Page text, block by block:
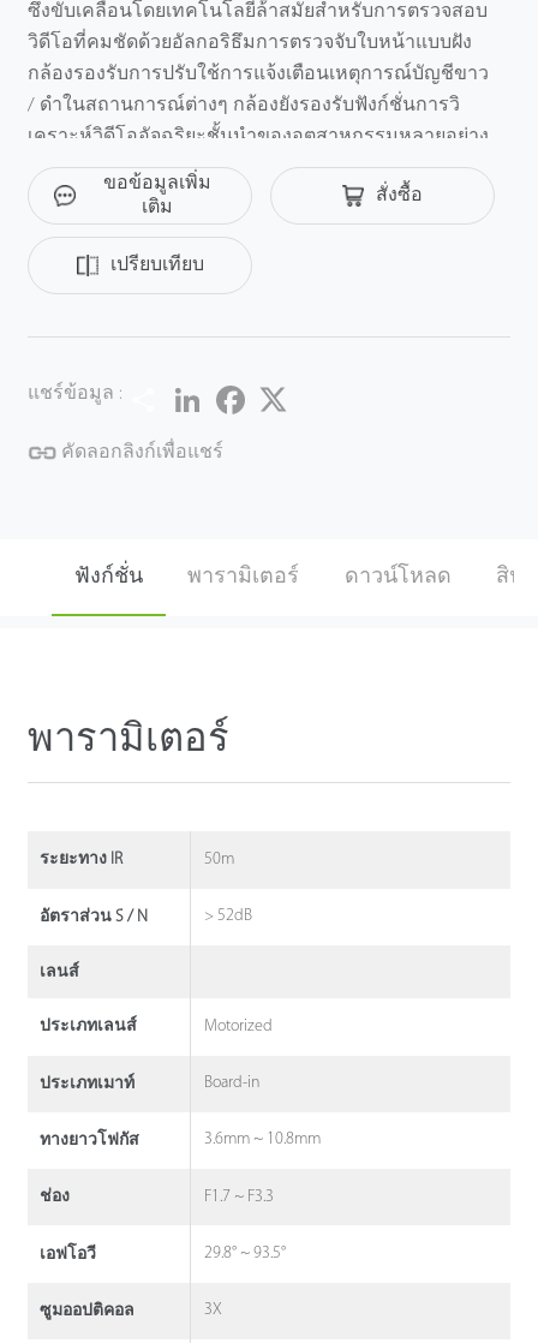
ซึ่งขับเคลื่อนโดยเทคโนโลยีล้ําสมัยสําหรับการตรวจสอบ
วิดีโอที่คมชัดด้วยอัลกอริธึมการตรวจจับใบหน้าแบบฝัง
กล้องรองรับการปรับใช้การแจ้งเตือนเหตุการณ์บัญชีขาว
/ ดําในสถานการณ์ต่างๆ กล้องยังรองรับฟังก์ชั่นการวิ
เคราะห์วิดีโออัจฉริยะชั้นนําของอุตสาหกรรมหลายอย่าง
เช่นการตรวจจับใบหน้าการข้ามเส้นการบุกรุกวัตถุซ้าย /
สูญหายการนับสําหรับการเตือนเหตุการณ์อัจฉริยะ ฟัง
ก์ชั่นคลาวด์ P2P ในตัวสําหรับทุกอุปกรณ์ช่วยให้การดู
และตรวจสอบแบบเรียลไทม์จากระยะไกลสะดวกและ
ยืดหยุ่นยิ่งขึ้น ฟังก์ชัน H.265 เทคโนโลยี H.265 เป็นการ
การลดสัญญาณรบกวน 2D &3D อัจฉริยะเพื่อส่งมอบวิดีโอ
คุณภาพสูงและประหยัดแบนด์วิดท์และพื้นที่เก็บข้อมูลได้
ถึง 70% ความคุ้มครอง ด้วยการออกแบบปลอกโลหะ
จึงสามารถทํางานได้อย่างปลอดภัยภายใต้สภาวะ
ขอข้อมูลเพิ่ม
เติม
สั่งซื้อ
เปรียบเทียบ
แชร์ข้อมูล : Share LinkedInFacebook
คัดลอกลิงก์เพื่อแชร์
ฟังก์ชั่น พารามิเตอร์ ดาวน์โหลด สิน
พารามิเตอร์
ระยะทาง IR 50m
อัตราส่วน S / N > 52dB
เลนส์
ประเภทเลนส์ Motorized
ประเภทเมาท์ Board-in
ทางยาวโฟกัส 3.6mm ~ 10.8mm
ช่อง F1.7 ~ F3.3
เอฟโอวี 29.8° ~ 93.5°
ซูมออปติคอล 3X